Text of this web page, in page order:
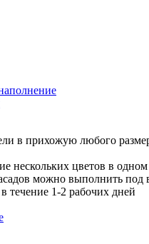
в прихожую любого
нескольких цветов в одном
можно выполнить под
течение 1-2 рабочих дней